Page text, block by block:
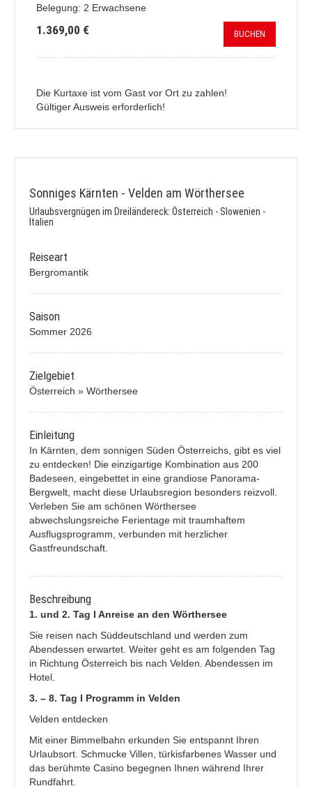
Belegung: 2 Erwachsene
1.369,00 € BUCHEN
Die Kurtaxe ist vom Gast vor Ort zu zahlen!
Gültiger Ausweis erforderlich!
Sonniges Kärnten - Velden am Wörthersee
Urlaubsvergnügen im Dreiländereck: Österreich - Slowenien -
Italien
Reiseart
Bergromantik
Saison
Sommer 2026
Zielgebiet
Österreich » Wörthersee
Einleitung
In Kärnten, dem sonnigen Süden Österreichs, gibt es viel
zu entdecken! Die einzigartige Kombination aus 200
Badeseen, eingebettet in eine grandiose Panorama-
Bergwelt, macht diese Urlaubsregion besonders reizvoll.
Verleben Sie am schönen Wörthersee
abwechslungsreiche Ferientage mit traumhaftem
Ausflugsprogramm, verbunden mit herzlicher
Gastfreundschaft.
Beschreibung
1. und 2. Tag I Anreise an den Wörthersee
Sie reisen nach Süddeutschland und werden zum
Abendessen erwartet. Weiter geht es am folgenden Tag
in Richtung Österreich bis nach Velden. Abendessen im
Hotel.
3. – 8. Tag I Programm in Velden
Velden entdecken
Mit einer Bimmelbahn erkunden Sie entspannt Ihren
Urlaubsort. Schmucke Villen, türkisfarbenes Wasser und
das berühmte Casino begegnen Ihnen während Ihrer
Rundfahrt.